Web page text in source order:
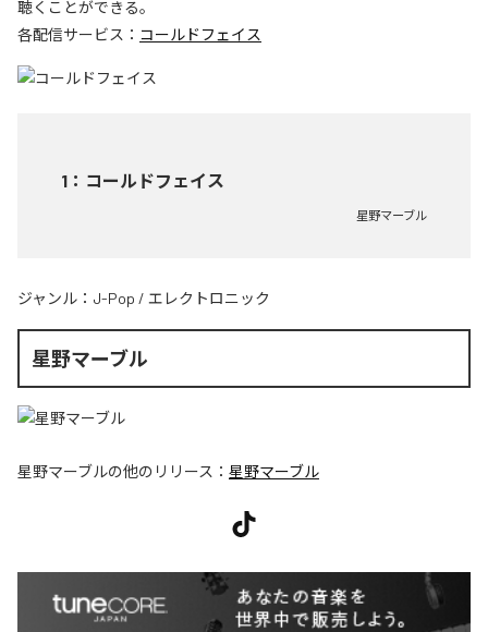
聴くことができる。
各配信サービス： コールドフェイス
1 ： コールドフェイス
星野マーブル
ジャンル： J-Pop / エレクトロニック
星野マーブル
星野マーブルの他のリリース： 星野マーブル